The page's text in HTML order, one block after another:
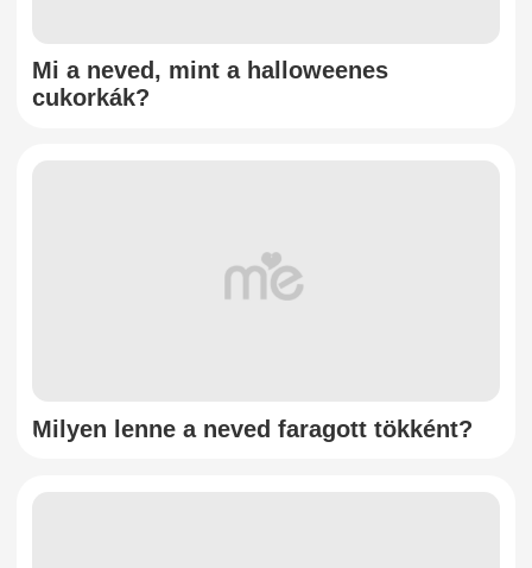
Mi a neved, mint a halloweenes
cukorkák?
Milyen lenne a neved faragott tökként?